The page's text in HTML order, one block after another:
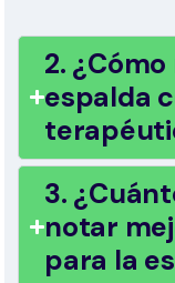
2.
espalda
3.
notar
para la